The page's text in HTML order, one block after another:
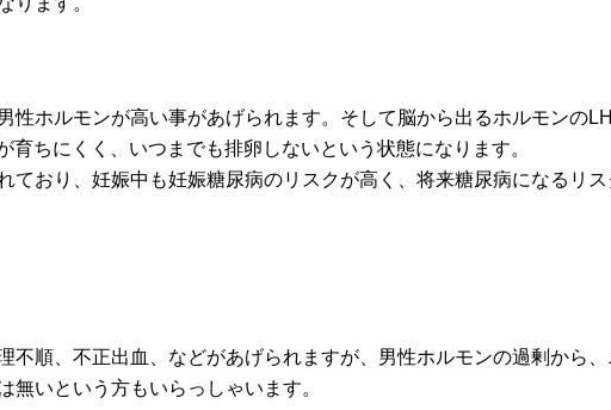
ホルモンが高い事があげられます。そして脳から出るホルモンの
ちにくく、いつまでも排卵しないという状態になります。
おり、妊娠中も妊娠糖尿病のリスクが高く、将来糖尿病になるリス
順、不正出血、などがあげられますが、男性ホルモンの過剰から
いという方もいらっしゃいます。